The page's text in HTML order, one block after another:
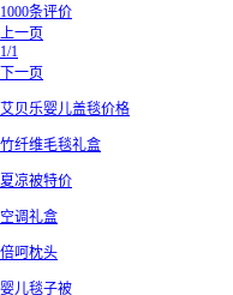
1000条评价
上一页
1/1
下一页
艾贝乐婴儿盖毯价格
竹纤维毛毯礼盒
夏凉被特价
空调礼盒
倍呵枕头
婴儿毯子被